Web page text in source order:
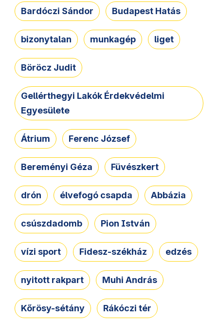
Bardóczi Sándor Budapest Hatás
bizonytalan munkagép liget
Böröcz Judit
Gellérthegyi Lakók Érdekvédelmi
Egyesülete
Átrium Ferenc József
Bereményi Géza Füvészkert
drón élvefogó csapda Abbázia
csúszdadomb Pion István
vízi sport Fidesz-székház edzés
nyitott rakpart Muhi András
Kőrösy-sétány Rákóczi tér